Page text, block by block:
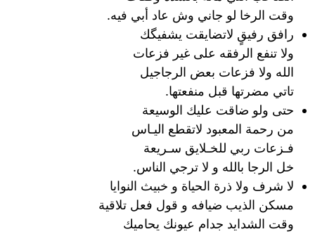
وقت الرخا لو جاني وش عاد أبي فيه.
رافق رفيقٍ لاتضايقت يشفيگك
ولا تنفع الرفقه على غير فزعات
الله ولا فزعات بعض الرجاجيل
تاتي مضرتها قبل منفعتها.
حتى ولو ضاقت عليك الوسيعة
من رحمة المعبود لاتقطع اليـاس
فـزعات ربي للخـلايق سـريعة
خل الرجا بالله و لا ترجي الناس.
لا شرف ولا ذرة الحياة و خبيث النوايا
مسكن الذيب ضيافه و قول فعل تلاقية
وقت الشدايد جدام عيونك يحاميك